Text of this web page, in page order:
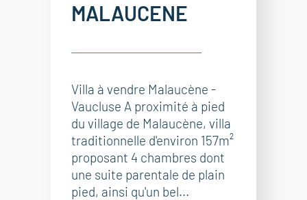
MALAUCENE
Villa à vendre Malaucène -
Vaucluse A proximité à pied
du village de Malaucène, villa
traditionnelle d'environ 157m²
proposant 4 chambres dont
une suite parentale de plain
pied, ainsi qu'un bel...